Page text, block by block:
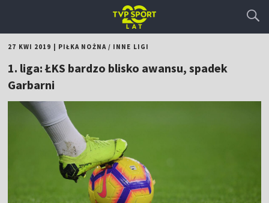
27 KWI 2019 PIŁKA NOŻNA/ INNE LIGI
1. liga: ŁKS bardzo blisko awansu, spadek
Garbarni